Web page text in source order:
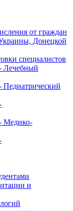
от граждан
Донецкой
специалистов
Лечебный
Педиатрический
Медико-
и